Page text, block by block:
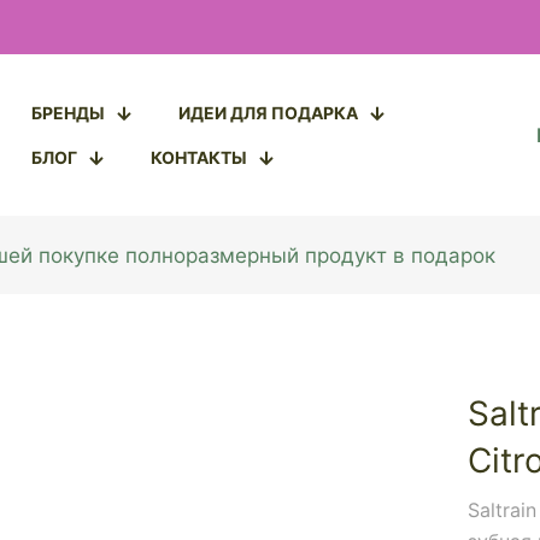
БРЕНДЫ ИДЕИ ДЛЯ ПОДАРКА
БЛОГ КОНТАКТЫ
покупке полноразмерный продукт в подарок